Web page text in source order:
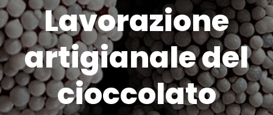
Lavorazione
artigianale del
cioccolato